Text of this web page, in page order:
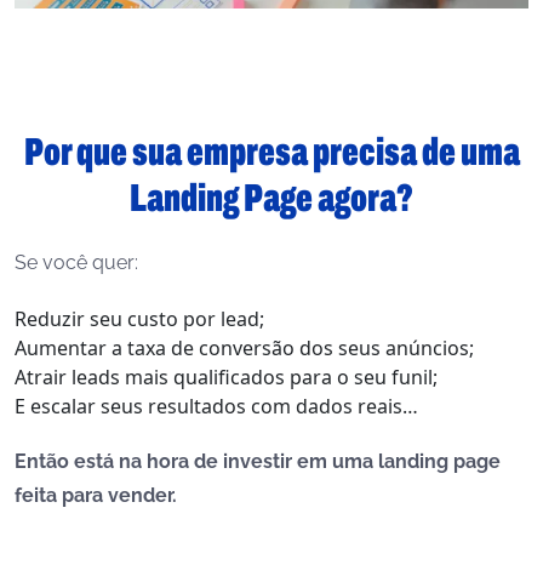
Por que sua empresa precisa de uma
Landing Page agora?
Se você quer:
Reduzir seu custo por lead;
Aumentar a taxa de conversão dos seus anúncios;
Atrair leads mais qualificados para o seu funil;
E escalar seus resultados com dados reais…
Então está na hora de investir em uma landing page
feita para vender.